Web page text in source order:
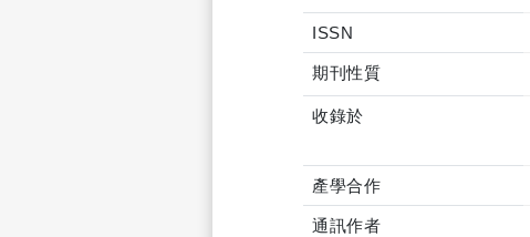
ISSN
期刊性質
收錄於
產學合作
通訊作者